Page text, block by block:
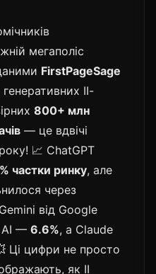
мегаполіс
FirstPageSage
ІІ-
800+ млн
— це вдвічі
📈 ChatGPT
частки ринку, але
через
від Google
AI — 6.6%, а Claude
Ці цифри не просто
як ІІ